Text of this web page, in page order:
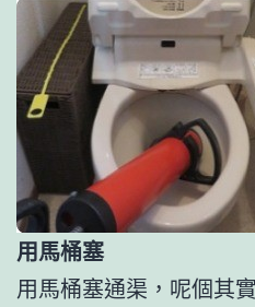
用馬桶塞
用馬桶塞通渠，呢個其